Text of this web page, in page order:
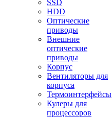
SSD
HDD
Оптические
приводы
Внешние
оптические
приводы
Корпус
Вентиляторы для
корпуса
Термоинтерфейсы
Кулеры для
процессоров